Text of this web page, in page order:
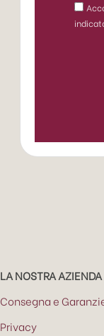
LA NOSTRA AZIENDA
Consegna e
Privacy